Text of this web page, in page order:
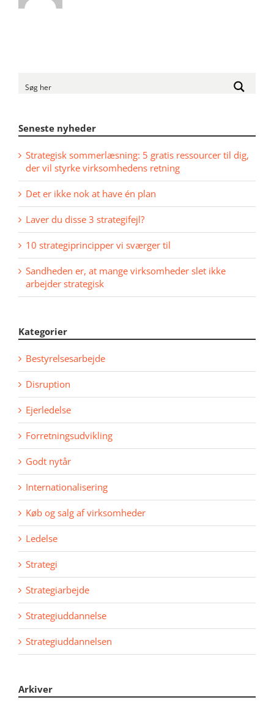
Seneste nyheder
Strategisk sommerlæsning: 5 gratis ressourcer til dig,
der vil styrke virksomhedens retning
Det er ikke nok at have én plan
Laver du disse 3 strategifejl?
10 strategiprincipper vi sværger til
Sandheden er, at mange virksomheder slet ikke
arbejder strategisk
Kategorier
Bestyrelsesarbejde
Disruption
Ejerledelse
Forretningsudvikling
Godt nytår
Internationalisering
Køb og salg af virksomheder
Ledelse
Strategi
Strategiarbejde
Strategiuddannelse
Strategiuddannelsen
Arkiver